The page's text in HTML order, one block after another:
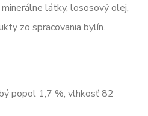
látky, lososový olej,
zo spracovania bylín.
popol 1,7 %, vlhkosť 82